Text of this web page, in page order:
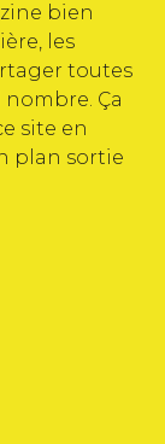
bien
les
toutes
Ça
site en
plan sortie